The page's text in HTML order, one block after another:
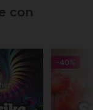
con
-40%